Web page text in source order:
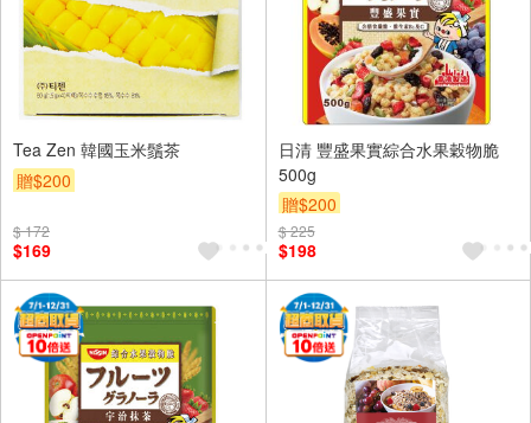
Tea Zen 韓國玉米鬚茶
贈$200
$ 172
$169
日清 豐盛果實綜合水果穀物脆
500g
贈$200
$ 225
$198